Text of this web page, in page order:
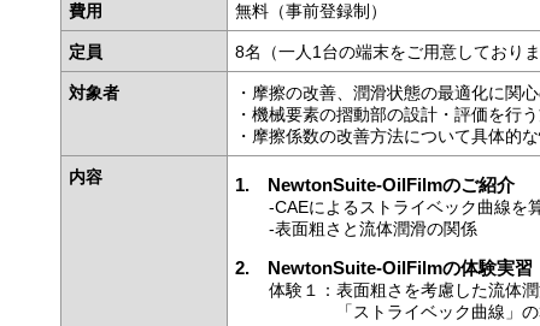
費用 無料（事前登録制）
定員 8名（一人1台の端末をご用意しており
対象者
・摩擦の改善、潤滑状態の最適化に関
・機械要素の摺動部の設計・評価を行
・摩擦係数の改善方法について具体的
内容 1. NewtonSuite-OilFilmのご紹介
‐CAEによるストライベック曲線を
‐表面粗さと流体潤滑の関係
2. NewtonSuite-OilFilmの体験実習
体験１：表面粗さを考慮した流体潤
「ストライベック曲線」の